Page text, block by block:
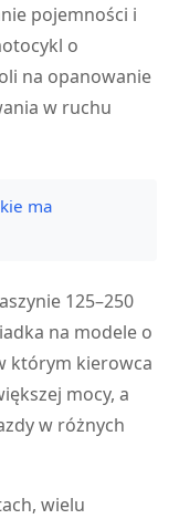
pojemności i
o
na opanowanie
w ruchu
ma
125–250
na modele o
którym kierowca
mocy, a
w różnych
wielu